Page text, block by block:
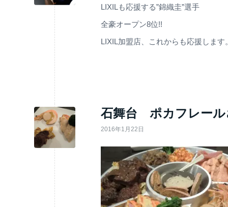
LIXILも応援する”錦織圭”選手
全豪オープン8位!!
LIXIL加盟店、これからも応援します
石舞台 ポカフレール
2016年1月22日